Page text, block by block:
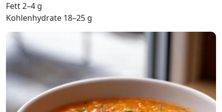
Fett 2–4 g
Kohlenhydrate 18–25 g